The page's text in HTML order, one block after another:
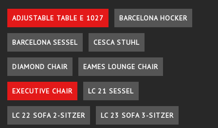
ADJUSTABLE TABLE E 1027 BARCELONA HOCKER
BARCELONA SESSEL CESCA STUHL
DIAMOND CHAIR EAMES LOUNGE CHAIR
EXECUTIVE CHAIR LC 21 SESSEL
LC 22 SOFA 2-SITZER LC 23 SOFA 3-SITZER